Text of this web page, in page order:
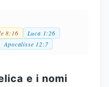
8:16
Luca 1:26
Apocalisse 12:7
e i nomi